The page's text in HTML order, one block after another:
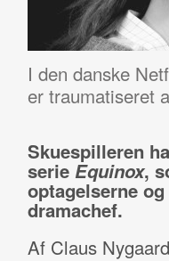
I den danske
er traumatiseret
Skuespilleren
serie Equinox,
optagelserne
dramachef.
Af Claus